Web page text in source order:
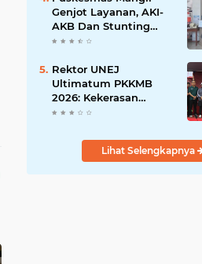
Genjot Layanan, AKI-
AKB Dan Stunting
Ditekan
Rektor UNEJ
Ultimatum PKKMB
2026: Kekerasan
Dilarang, Dekan Turun
Lihat Selengkapnya